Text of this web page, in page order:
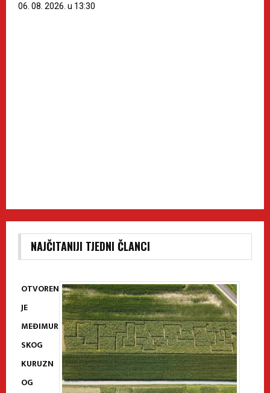
06. 08. 2026. u 13:30
NAJČITANIJI TJEDNI ČLANCI
OTVOREN
JE
MEĐIMUR
SKOG
KURUZN
OG